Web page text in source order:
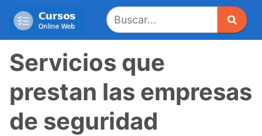
Servicios que
prestan las empresas
de seguridad